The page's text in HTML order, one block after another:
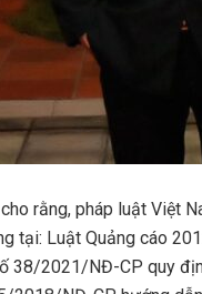
rằng, pháp luật Việt
tại: Luật Quảng cáo
38/2021/NĐ-CP quy